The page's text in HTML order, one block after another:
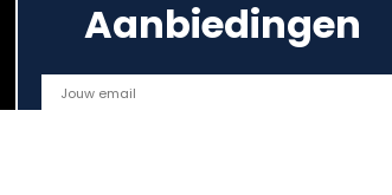
Aanbiedingen